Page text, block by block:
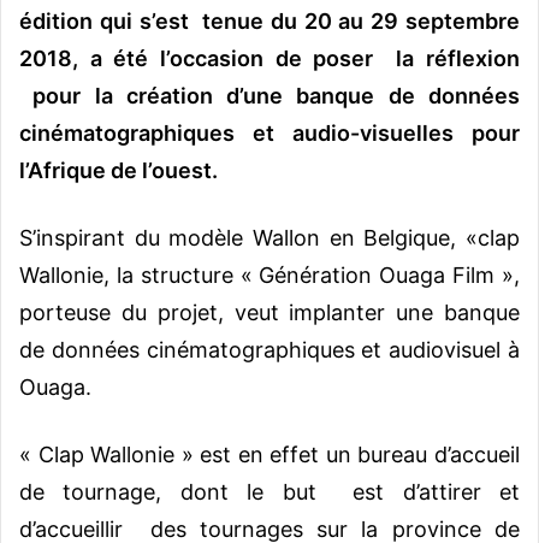
édition qui s’est tenue du 20 au 29 septembre
2018, a été l’occasion de poser la réflexion
pour la création d’une banque de données
cinématographiques et audio-visuelles pour
l’Afrique de l’ouest.
S’inspirant du modèle Wallon en Belgique, «clap
Wallonie, la structure « Génération Ouaga Film »,
porteuse du projet, veut implanter une banque
de données cinématographiques et audiovisuel à
Ouaga.
« Clap Wallonie » est en effet un bureau d’accueil
de tournage, dont le but est d’attirer et
d’accueillir des tournages sur la province de